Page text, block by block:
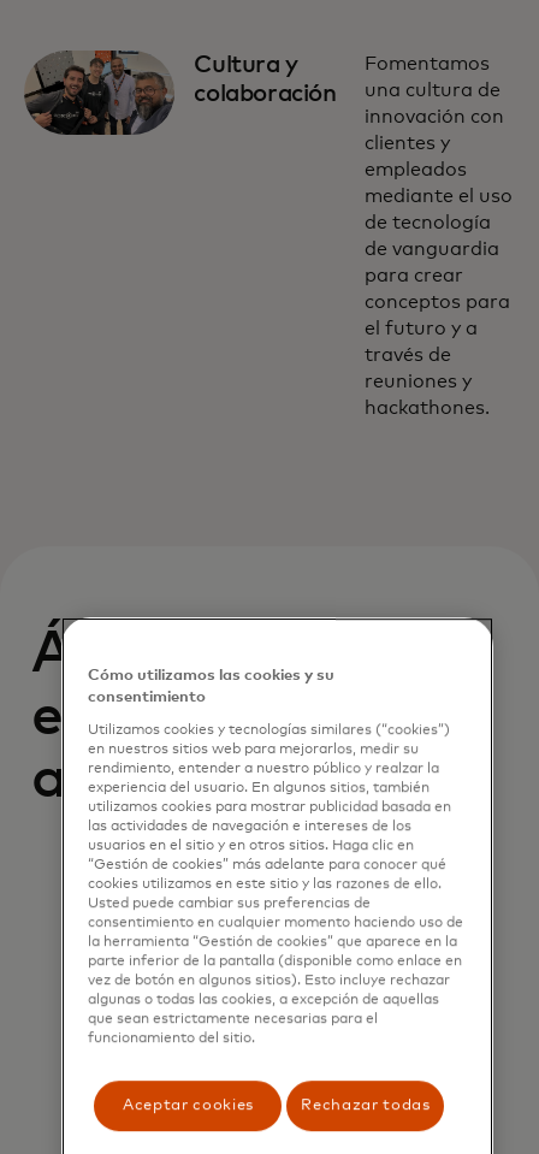
Cultura y
colaboración
Fomentamos
una cultura de
innovación con
clientes y
empleados
mediante el uso
de tecnología
de vanguardia
para crear
conceptos para
el futuro y a
través de
reuniones y
hackathones.
Áreas de
enfoque
actuales
IA, IA generativa y aprendizaje
Cómo utilizamos las cookies y su
consentimiento
Utilizamos cookies y tecnologías similares (“cookies”)
en nuestros sitios web para mejorarlos, medir su
rendimiento, entender a nuestro público y realzar la
experiencia del usuario. En algunos sitios, también
utilizamos cookies para mostrar publicidad basada en
las actividades de navegación e intereses de los
usuarios en el sitio y en otros sitios. Haga clic en
“Gestión de cookies” más adelante para conocer qué
cookies utilizamos en este sitio y las razones de ello.
Usted puede cambiar sus preferencias de
consentimiento en cualquier momento haciendo uso de
la herramienta “Gestión de cookies” que aparece en la
parte inferior de la pantalla (disponible como enlace en
vez de botón en algunos sitios). Esto incluye rechazar
algunas o todas las cookies, a excepción de aquellas
que sean estrictamente necesarias para el
funcionamiento del sitio.
Aceptar cookies Rechazar todas